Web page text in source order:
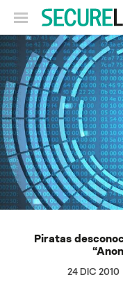
Piratas
24 DIC 2010